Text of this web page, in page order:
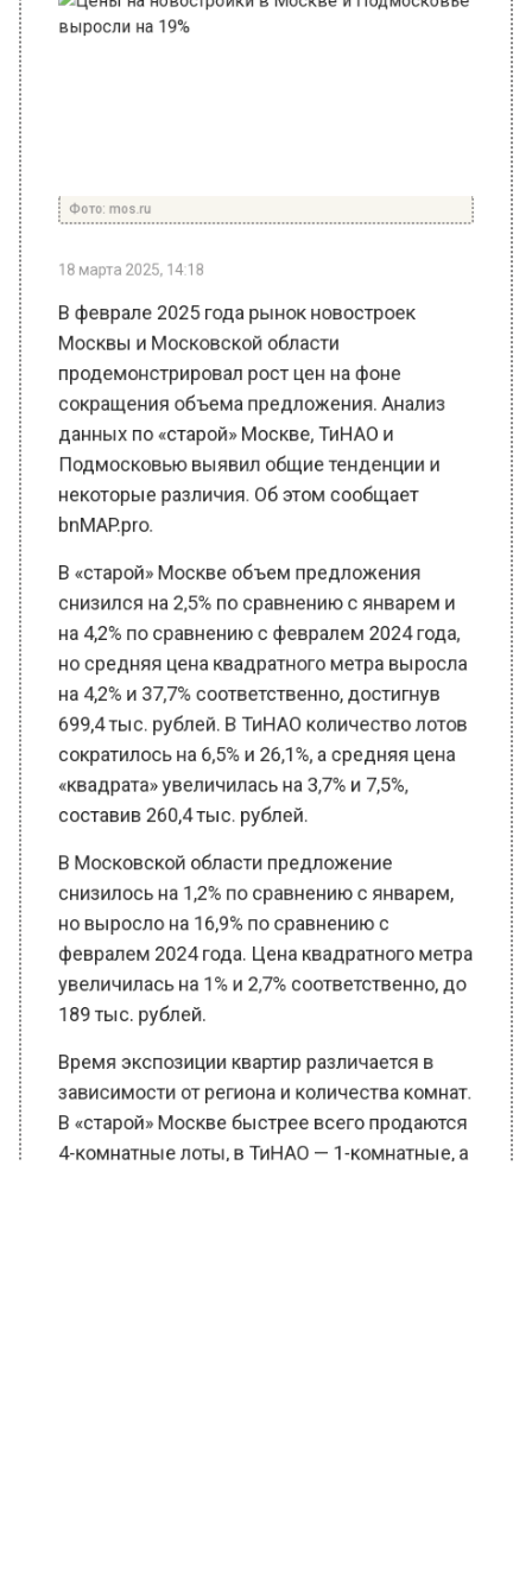
18 марта 2025, 14:18
Москвы и Московской области
продемонстрировал рост цен на фоне
сокращения объема предложения. Анализ
данных по «старой» Москве, ТиНАО и
Подмосковью выявил общие тенденции и
некоторые различия. Об этом сообщает
bnMAP.pro.
В «старой» Москве объем предложения
снизился на 2,5% по сравнению с январем и
на 4,2% по сравнению с февралем 2024 года,
но средняя цена квадратного метра выросла
на 4,2% и 37,7% соответственно, достигнув
699,4 тыс. рублей. В ТиНАО количество лотов
сократилось на 6,5% и 26,1%, а средняя цена
«квадрата» увеличилась на 3,7% и 7,5%,
составив 260,4 тыс. рублей.
снизилось на 1,2% по сравнению с январем,
но выросло на 16,9% по сравнению с
февралем 2024 года. Цена квадратного метра
увеличилась на 1% и 2,7% соответственно, до
189 тыс. рублей.
Время экспозиции квартир различается в
зависимости от региона и количества комнат.
В «старой» Москве быстрее всего продаются
4-комнатные лоты, в ТиНАО — 1-комнатные, а